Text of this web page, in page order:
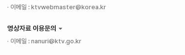
이메일 : ktvwebmaster@korea.kr
영상자료 이용문의
이메일 : nanuri@ktv.go.kr